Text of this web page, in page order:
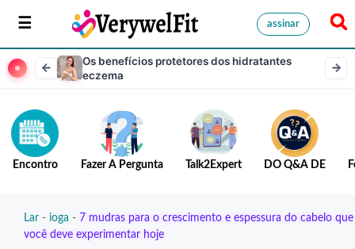
assinar
Os benefícios protetores dos hidratantes
eczema
Encontro Fazer A Pergunta Talk2Expert DO Q&A DE
Lar - ioga - 7 mudras para o crescimento e espessura do cabelo que
você deve experimentar hoje